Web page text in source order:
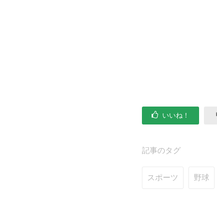
いいね！
記事のタグ
スポーツ 野球